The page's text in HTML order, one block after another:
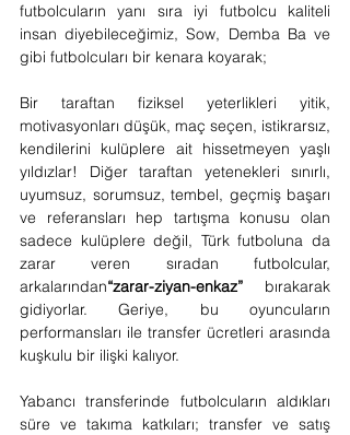
futbolcuların yanı sıra iyi futbolcu kaliteli
insan diyebileceğimiz, Sow, Demba Ba ve
gibi futbolcuları bir kenara koyarak;
Bir taraftan fiziksel yeterlikleri yitik,
motivasyonları düşük, maç seçen, istikrarsız,
kendilerini kulüplere ait hissetmeyen yaşlı
yıldızlar! Diğer taraftan yetenekleri sınırlı,
uyumsuz, sorumsuz, tembel, geçmiş başarı
ve referansları hep tartışma konusu olan
sadece kulüplere değil, Türk futboluna da
zarar veren sıradan futbolcular,
arkalarından“zarar-ziyan-enkaz” bırakarak
gidiyorlar. Geriye, bu oyuncuların
performansları ile transfer ücretleri arasında
kuşkulu bir ilişki kalıyor.
Yabancı transferinde futbolcuların aldıkları
süre ve takıma katkıları; transfer ve satış